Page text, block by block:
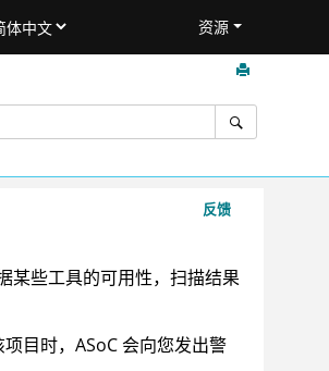
资源
反馈
某些工具的可用性，扫描结果
目时， ASoC会向您发出警